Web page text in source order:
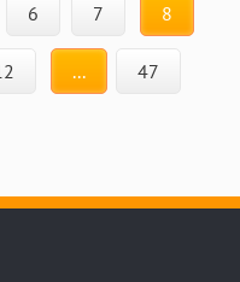
6 7 8
... 47